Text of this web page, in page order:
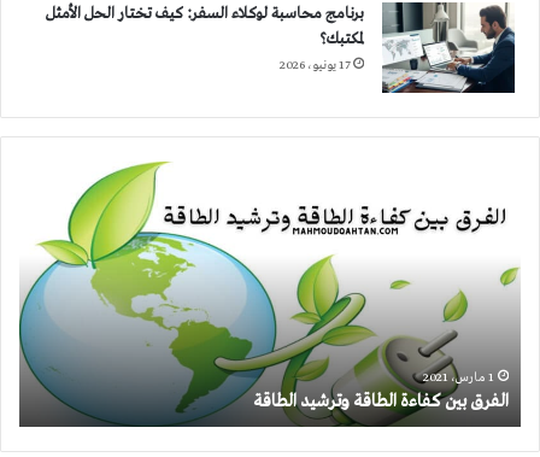
برنامج محاسبة لوكلاء السفر: كيف تختار الحل الأمثل
لمكتبك؟
17 يونيو، 2026
كفاءة
وترشيد
1 مارس، 2021
الفرق بين كفاءة الطاقة وترشيد الطاقة